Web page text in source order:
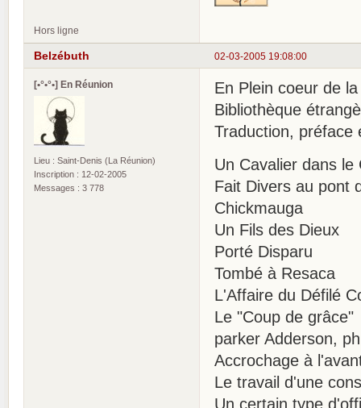
Hors ligne
02-03-2005 19:08:00
Belzébuth
[•°•°•] En Réunion
Lieu : Saint-Denis (La Réunion)
Inscription : 12-02-2005
Messages : 3 778
En Plein coeur de
Bibliothèque
Traduction, préface
Un Cavalier dans le
Fait Divers au pont
Chickmauga
Un Fils des Dieux
Porté Disparu
Tombé à Resaca
L'Affaire du Défilé
Le "Coup de grâce"
parker Adderson,
Accrochage à
Le travail d'une
Un certain type